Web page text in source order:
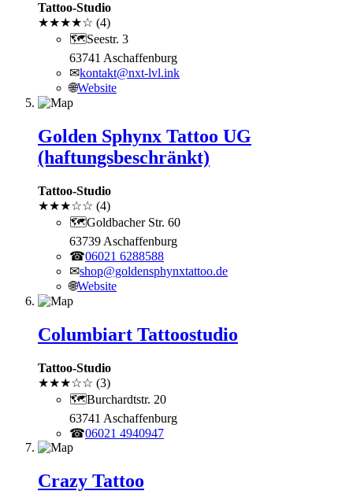
Tattoo-Studio
★★★★☆ (4)
🗺Seestr. 3
63741 Aschaffenburg
✉kontakt@nxt-lvl.ink
🌐Website
Golden Sphynx Tattoo UG
(haftungsbeschränkt)
Tattoo-Studio
★★★☆☆ (4)
🗺Goldbacher Str. 60
63739 Aschaffenburg
☎06021 6288588
✉shop@goldensphynxtattoo.de
🌐Website
Columbiart Tattoostudio
Tattoo-Studio
★★★☆☆ (3)
🗺Burchardtstr. 20
63741 Aschaffenburg
☎06021 4940947
Crazy Tattoo